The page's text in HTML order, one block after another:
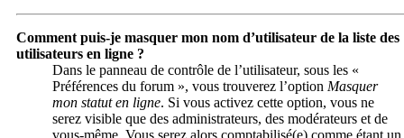
Comment puis-je masquer mon nom d’utilisateur de la liste des
utilisateurs en ligne ?
Dans le panneau de contrôle de l’utilisateur, sous les «
Préférences du forum », vous trouverez l’option Masquer
mon statut en ligne. Si vous activez cette option, vous ne
serez visible que des administrateurs, des modérateurs et de